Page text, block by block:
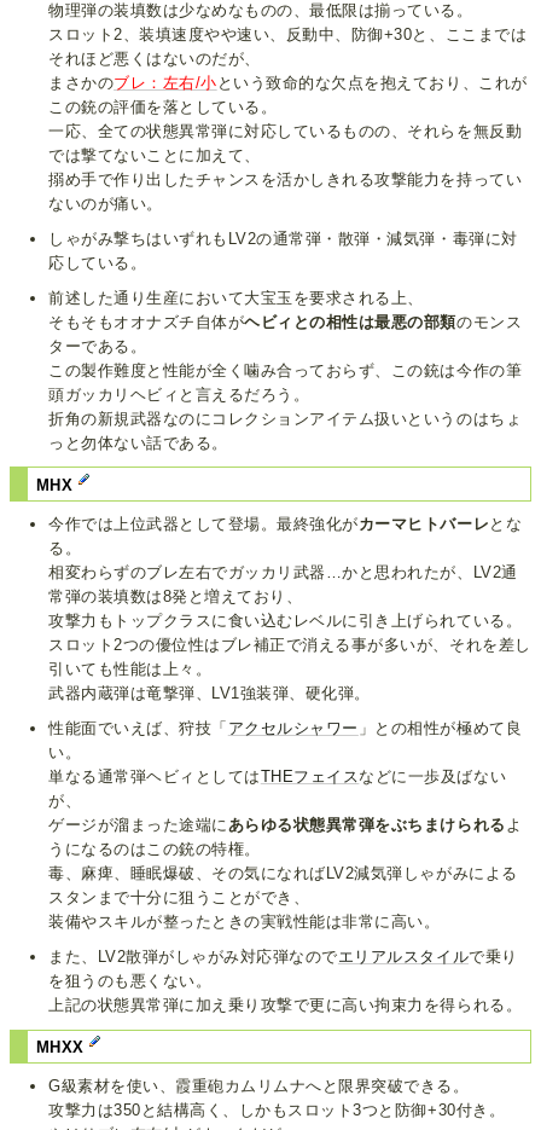
物理弾の装填数は少なめなものの、最低限は揃っている。
スロット2、装填速度やや速い、反動中、防御+30と、ここまでは
それほど悪くはないのだが、
まさかのブレ：左右/小 という致命的な欠点を抱えており、これが
この銃の評価を落としている。
一応、全ての状態異常弾に対応しているものの、それらを無反動
では撃てないことに加えて、
搦め手で作り出したチャンスを活かしきれる攻撃能力を持ってい
ないのが痛い。
しゃがみ撃ちはいずれもLV2の通常弾・散弾・減気弾・毒弾に対
応している。
前述した通り生産において大宝玉を要求される上、
そもそもオオナズチ自体がヘビィとの相性は最悪の部類のモンス
ターである。
この製作難度と性能が全く噛み合っておらず、この銃は今作の筆
頭ガッカリヘビィと言えるだろう。
折角の新規武器なのにコレクションアイテム扱いというのはちょ
っと勿体ない話である。
MHX
今作では上位武器として登場。最終強化がカーマヒトバーレ とな
る。
相変わらずのブレ左右でガッカリ武器…かと思われたが、LV2通
常弾の装填数は8発と増えており、
攻撃力もトップクラスに食い込むレベルに引き上げられている。
スロット2つの優位性はブレ補正で消える事が多いが、それを差し
引いても性能は上々。
武器内蔵弾は竜撃弾、LV1強装弾、硬化弾。
性能面でいえば、狩技「 アクセルシャワー 」との相性が極めて良
い。
単なる通常弾ヘビィとしてはTHEフェイスなどに一歩及ばない
が、
ゲージが溜まった途端にあらゆる状態異常弾をぶちまけられる よ
うになるのはこの銃の特権。
毒、麻痺、睡眠爆破、その気になればLV2減気弾しゃがみによる
スタンまで十分に狙うことができ、
装備やスキルが整ったときの実戦性能は非常に高い。
また、LV2散弾がしゃがみ対応弾なのでエリアルスタイルで乗り
を狙うのも悪くない。
上記の状態異常弾に加え乗り攻撃で更に高い拘束力を得られる。
MHXX
G級素材を使い、霞重砲カムリムナへと限界突破できる。
攻撃力は350と結構高く、しかもスロット3つと防御+30付き。